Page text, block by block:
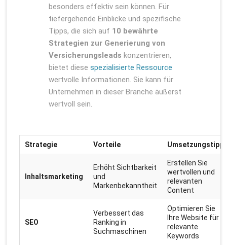
besonders effektiv sein können. Für
tiefergehende Einblicke und spezifische
Tipps, die sich auf 10 bewährte
Strategien zur Generierung von
Versicherungsleads konzentrieren,
bietet diesespezialisierte Ressource
wertvolle Informationen. Sie kann für
Unternehmen in dieser Branche äußerst
wertvoll sein.
Strategie Vorteile
Inhaltsmarketing
Erhöht Sichtbarkeit
und
Markenbekanntheit
Erstellen Sie
wertvollen und
relevanten
Content
SEO
Verbessert das
Ranking in
Suchmaschinen
Optimieren Sie
Ihre Website für
relevante
Keywords